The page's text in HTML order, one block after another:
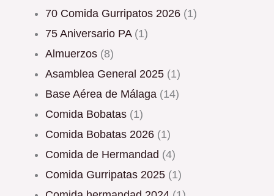
70 Comida Gurripatos 2026 (1)
75 Aniversario PA(1)
Almuerzos (8)
Asamblea General 2025 (1)
Base Aérea de Málaga (14)
Comida Bobatas (1)
Comida Bobatas 2026 (1)
Comida de Hermandad (4)
Comida Gurripatas 2025 (1)